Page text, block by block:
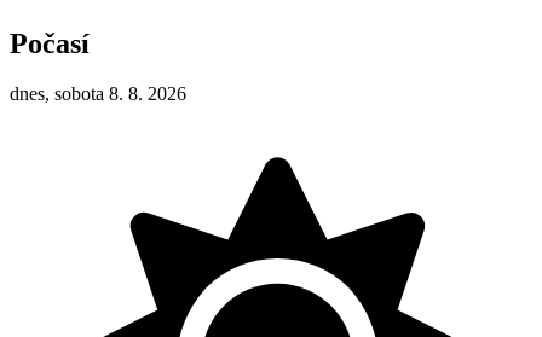
Počasí
dnes, sobota 8. 8. 2026